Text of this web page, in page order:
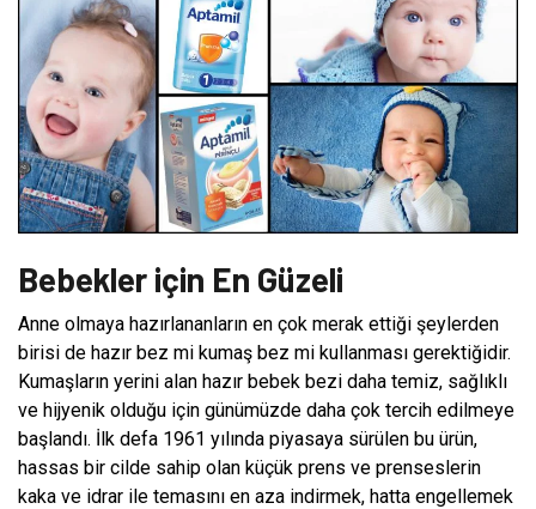
Bebekler için En Güzeli
Anne olmaya hazırlananların en çok merak ettiği şeylerden
birisi de hazır bez mi kumaş bez mi kullanması gerektiğidir.
Kumaşların yerini alan hazır bebek bezi daha temiz, sağlıklı
ve hijyenik olduğu için günümüzde daha çok tercih edilmeye
başlandı. İlk defa 1961 yılında piyasaya sürülen bu ürün,
hassas bir cilde sahip olan küçük prens ve prenseslerin
kaka ve idrar ile temasını en aza indirmek, hatta engellemek